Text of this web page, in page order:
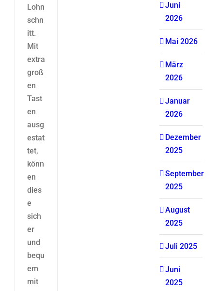
Lohn
schn
itt.
Mit
extra
groß
en
Tast
en
ausg
estat
tet,
könn
en
dies
e
sich
er
und
bequ
em
mit
Juni
2026
Mai 2026
März
2026
Januar
2026
Dezember
2025
September
2025
August
2025
Juli 2025
Juni
2025